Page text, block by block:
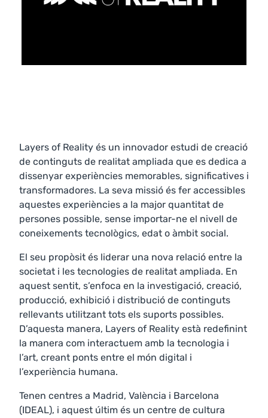
Layers of Reality és un innovador estudi de creació
de continguts de realitat ampliada que es dedica a
dissenyar experiències memorables, significatives i
transformadores. La seva missió és fer accessibles
aquestes experiències a la major quantitat de
persones possible, sense importar-ne el nivell de
coneixements tecnològics, edat o àmbit social.
El seu propòsit és liderar una nova relació entre la
societat i les tecnologies de realitat ampliada. En
aquest sentit, s’enfoca en la investigació, creació,
producció, exhibició i distribució de continguts
rellevants utilitzant tots els suports possibles.
D’aquesta manera, Layers of Reality està redefinint
la manera com interactuem amb la tecnologia i
l’art, creant ponts entre el món digital i
l’experiència humana.
Tenen centres a Madrid, València i Barcelona
(IDEAL), i aquest últim és un centre de cultura